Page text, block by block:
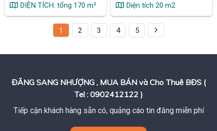
DIỆN TÍCH: tổng 170 m²
Diện tích 20 m2
1 2 3 4 5
ĐĂNG SANG NHƯỢNG , MUA BÁN và Cho Thuê BĐS (
Tel : 0902412122 )
Tiếp cận khách hàng sẵn có, quảng cáo tin đăng miễn phí